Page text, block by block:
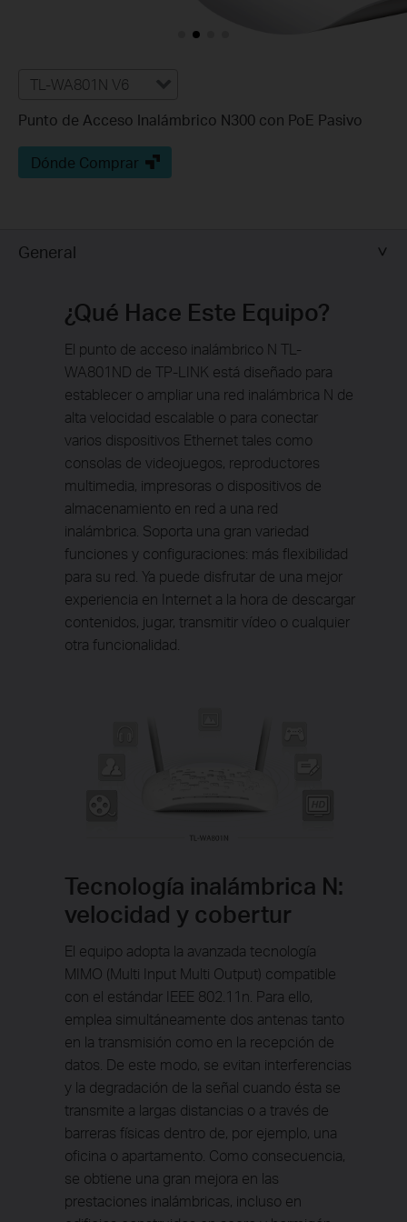
TL-WA801N V6
Punto de Acceso Inalámbrico N300 con PoE Pasivo
Dónde Comprar
General
¿Qué Hace Este Equipo?
El punto de acceso inalámbrico N TL-
WA801ND de TP-LINK está diseñado para
establecer o ampliar una red inalámbrica N de
alta velocidad escalable o para conectar
varios dispositivos Ethernet tales como
consolas de videojuegos, reproductores
multimedia, impresoras o dispositivos de
almacenamiento en red a una red
inalámbrica. Soporta una gran variedad
funciones y configuraciones: más flexibilidad
para su red. Ya puede disfrutar de una mejor
experiencia en Internet a la hora de descargar
contenidos, jugar, transmitir vídeo o cualquier
otra funcionalidad.
Tecnología inalámbrica N:
velocidad y cobertur
El equipo adopta la avanzada tecnología
MIMO (Multi Input Multi Output) compatible
con el estándar IEEE 802.11n. Para ello,
emplea simultáneamente dos antenas tanto
en la transmisión como en la recepción de
datos. De este modo, se evitan interferencias
y la degradación de la señal cuando ésta se
transmite a largas distancias o a través de
barreras físicas dentro de, por ejemplo, una
oficina o apartamento. Como consecuencia,
se obtiene una gran mejora en las
prestaciones inalámbricas, incluso en